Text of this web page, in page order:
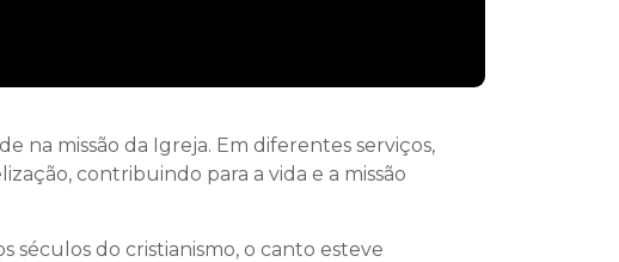
na missão da Igreja. Em diferentes serviços,
contribuindo para a vida e a missão
séculos do cristianismo, o canto esteve